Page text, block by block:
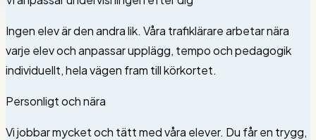
Ingen elev är den andra lik. Våra trafiklärare arbetar nära
varje elev och anpassar upplägg, tempo och pedagogik
individuellt, hela vägen fram till körkortet.
Personligt och nära
Vi jobbar mycket och tätt med våra elever. Du får en trygg,